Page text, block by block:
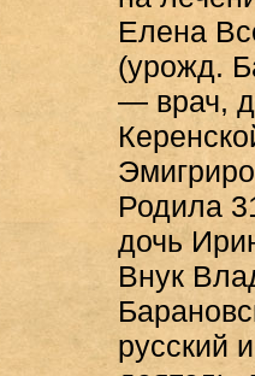
Елена
(урожд.
— врач,
Родила
дочь
Внук
русский